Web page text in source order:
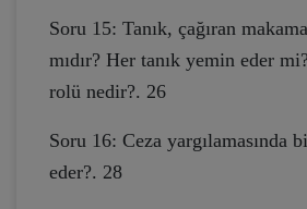
Soru 15: Tanık, çağıran
mıdır? Her tanık yemin eder
rolü nedir?. 26
Soru 16: Ceza yargılamasında
eder?. 28